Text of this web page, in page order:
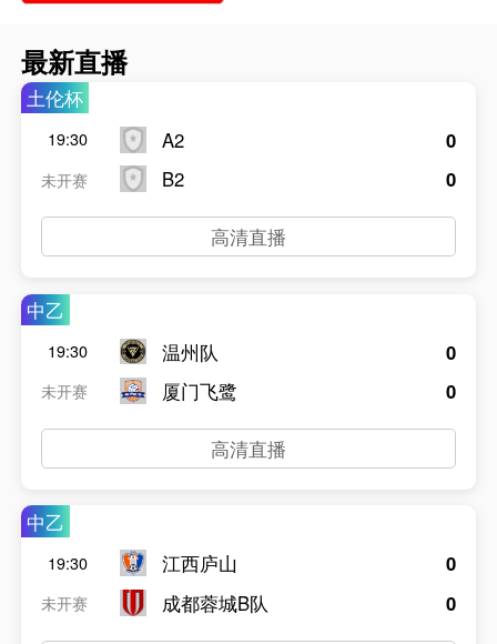
最新直播
土伦杯
19:30
未开赛
A2
B2
0
0
高清直播
中乙
19:30
未开赛
温州队
厦门飞鹭
0
0
高清直播
中乙
19:30
未开赛
江西庐山
成都蓉城B队
0
0